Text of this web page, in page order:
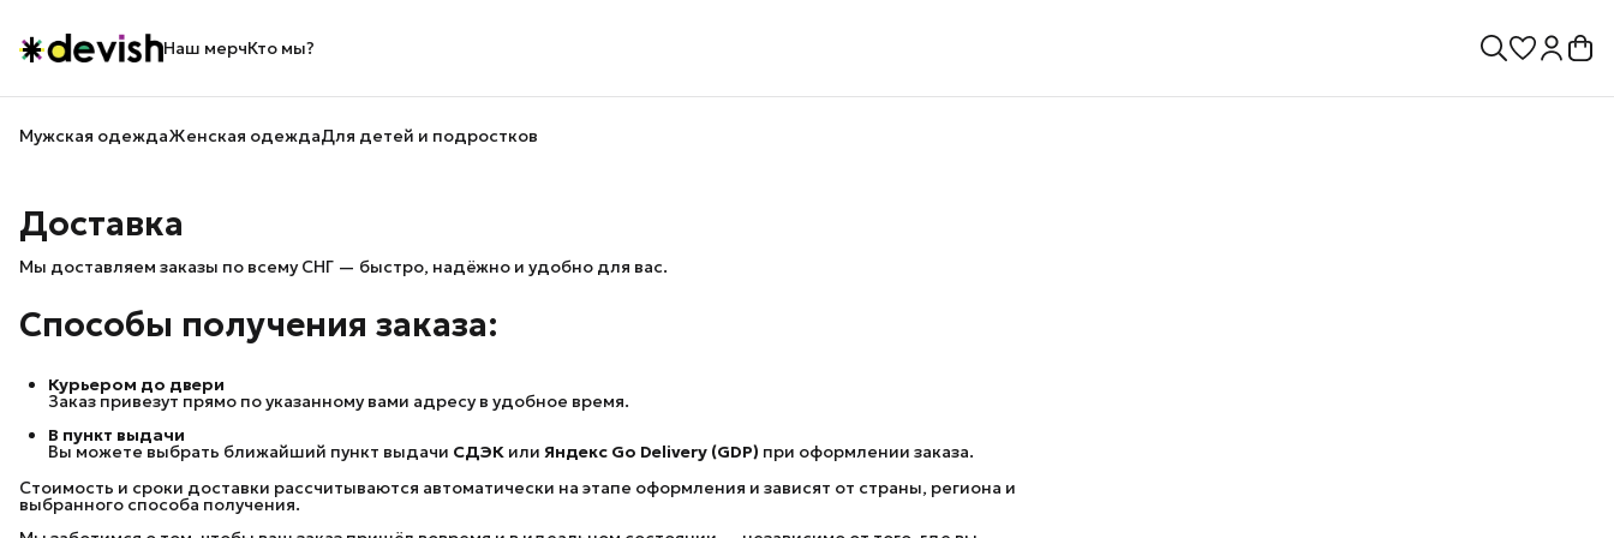
Наш мерчКто мы?
Мужская одеждаЖенская одеждаДля детей и подростков
Доставка
Мы доставляем заказы по всему СНГ — быстро, надёжно и удобно для вас.
Способы получения заказа:
Курьером до двери
Заказ привезут прямо по указанному вами адресу в удобное время.
В пункт выдачи
Вы можете выбрать ближайший пункт выдачи СДЭК или Яндекс Go Delivery (GDP) при оформлении заказа.
Стоимость и сроки доставки рассчитываются автоматически на этапе оформления и зависят от страны, региона и
выбранного способа получения.